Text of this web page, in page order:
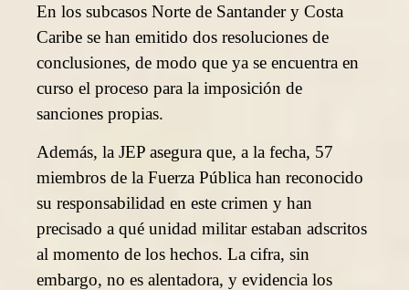
En los subcasos Norte de Santander y Costa
Caribe se han emitido dos resoluciones de
conclusiones, de modo que ya se encuentra en
curso el proceso para la imposición de
sanciones propias.
Además, la JEP asegura que, a la fecha, 57
miembros de la Fuerza Pública han reconocido
su responsabilidad en este crimen y han
precisado a qué unidad militar estaban adscritos
al momento de los hechos. La cifra, sin
embargo, no es alentadora, y evidencia los